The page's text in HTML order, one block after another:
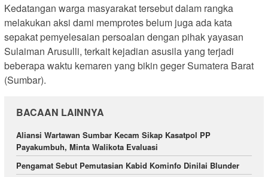
Kedatangan warga masyarakat tersebut dalam rangka
melakukan aksi dami memprotes belum juga ada kata
sepakat pemyelesaian persoalan dengan pihak yayasan
Sulaiman Arusulli, terkait kejadian asusila yang terjadi
beberapa waktu kemaren yang bikin geger Sumatera Barat
(Sumbar).
BACAAN LAINNYA
Aliansi Wartawan Sumbar Kecam Sikap Kasatpol PP
Payakumbuh, Minta Walikota Evaluasi
Pengamat Sebut Pemutasian Kabid Kominfo Dinilai Blunder